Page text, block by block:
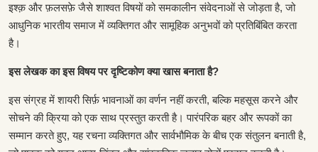
इश्क़ और फ़लसफ़े जैसे शाश्वत विषयों को समकालीन संवेदनाओं से जोड़ता है, जो
आधुनिक भारतीय समाज में व्यक्तिगत और सामूहिक अनुभवों को प्रतिबिंबित करता
है।
इस लेखक का इस विषय पर दृष्टिकोण क्या खास बनाता है?
इस संग्रह में शायरी सिर्फ़ भावनाओं का वर्णन नहीं करती, बल्कि महसूस करने और
सोचने की क्रिया को एक साथ प्रस्तुत करती है। पारंपरिक बहर और रूपकों का
सम्मान करते हुए, यह रचना व्यक्तिगत और सार्वभौमिक के बीच एक संतुलन बनाती है,